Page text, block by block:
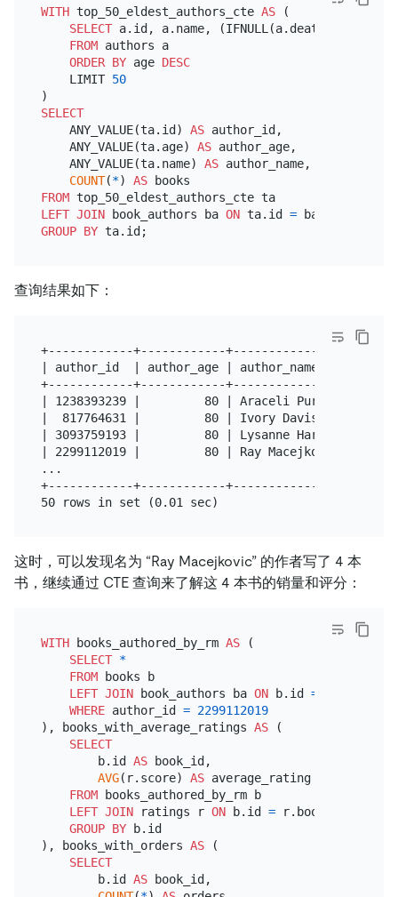
WITH top_50_eldest_authors_cte AS (
SELECT a.id, a.name, (IFNULL(a.death_year,
FROM authors a
ORDER BY age DESC
    LIMIT
50
SELECT
    ANY_VALUE(ta.id)
AS author_id,
    ANY_VALUE(ta.age)
AS author_age,
    ANY_VALUE(ta.name)
AS author_name,
COUNT(*) AS
FROM
top_50_eldest_authors_cte ta
LEFT JOIN book_authors ba ON ta.id =
GROUP BY
查询结果如下：
+------------+------------+---------------------
| author_id  | author_age | author_name         |
+------------+------------+---------------------
| 1238393239 |         80 | Araceli Purdy
|  817764631 |         80 | Ivory Davis
| 3093759193 |         80 | Lysanne Harris
| 2299112019 |         80 | Ray Macejkovic
...
+------------+------------+---------------------
这时，可以发现名为 “Ray Macejkovic” 的作者写了 4 本
书，继续通过 CTE 查询来了解这 4 本书的销量和评分：
WITH books_authored_by_rm AS (
SELECT *
FROM books b
LEFT JOIN book_authors ba ON b.id =
WHERE author_id = 2299112019
), books_with_average_ratings AS (
SELECT
        b.id
AS book_id,
AVG(r.score) AS average_rating
FROM books_authored_by_rm b
LEFT JOIN ratings r ON b.id = r.book_id
GROUP BY b.id
), books_with_orders AS (
SELECT
        b.id
AS book_id,